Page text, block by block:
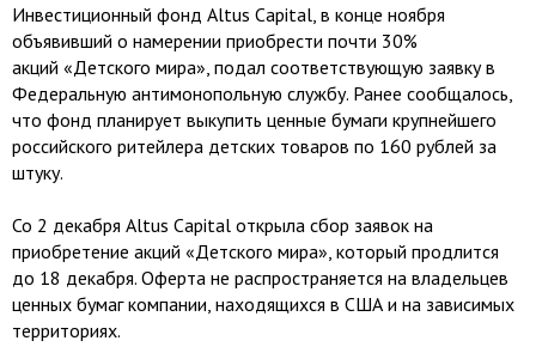
Инвестиционный фонд Altus Capital, в конце ноября
объявивший о намерении приобрести почти 30%
акций «Детского мира», подал соответствующую заявку в
Федеральную антимонопольную службу. Ранее сообщалось,
что фонд планирует выкупить ценные бумаги крупнейшего
российского ритейлера детских товаров по 160 рублей за
штуку.
Со 2 декабря Altus Capital открыла сбор заявок на
приобретение акций «Детского мира», который продлится
до 18 декабря. Оферта не распространяется на владельцев
ценных бумаг компании, находящихся в США и на зависимых
территориях.